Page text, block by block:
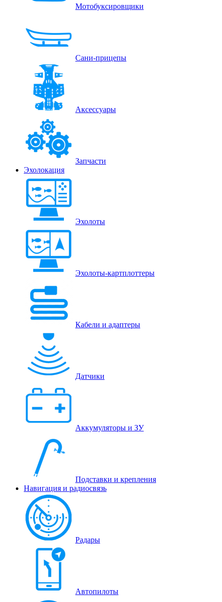
Мотобуксировщики
Сани-прицепы
Аксессуары
Запчасти
Эхолокация
Эхолоты
Эхолоты-картплоттеры
Кабели и адаптеры
Датчики
Аккумуляторы и ЗУ
Подставки и крепления
Навигация и радиосвязь
Радары
Автопилоты